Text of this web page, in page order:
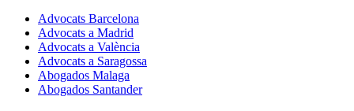
Advocats Barcelona
Advocats a Madrid
Advocats a València
Advocats a Saragossa
Abogados Malaga
Abogados Santander